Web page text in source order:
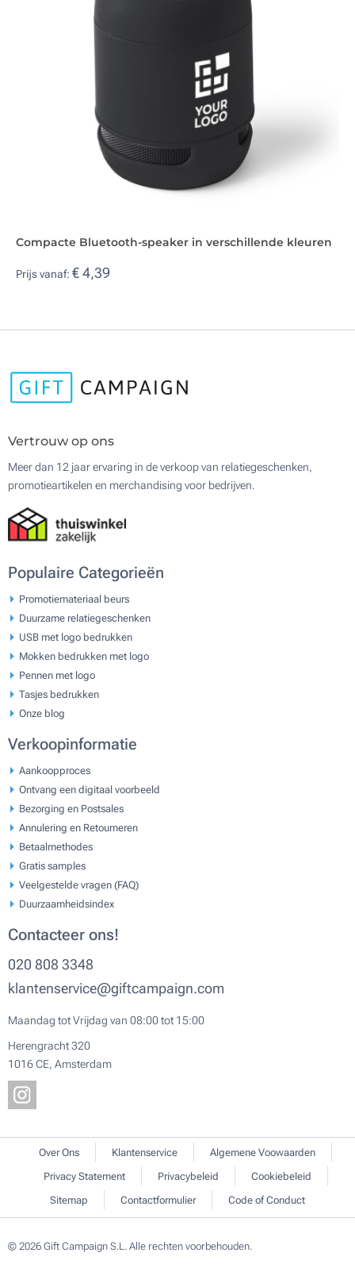
Compacte Bluetooth-speaker in verschillende kleuren
Prijs vanaf: € 4,39
Vertrouw op ons
Meer dan 12 jaar ervaring in de verkoop van relatiegeschenken,
promotieartikelen en merchandising voor bedrijven.
Populaire Categorieën
Promotiemateriaal beurs
Duurzame relatiegeschenken
USB met logo bedrukken
Mokken bedrukken met logo
Pennen met logo
Tasjes bedrukken
Onze blog
Verkoopinformatie
Aankoopproces
Ontvang een digitaal voorbeeld
Bezorging en Postsales
Annulering en Retourneren
Betaalmethodes
Gratis samples
Veelgestelde vragen (FAQ)
Duurzaamheidsindex
Contacteer ons!
020 808 3348
klantenservice@giftcampaign.com
Maandag tot Vrijdag van 08:00 tot 15:00
Herengracht 320
1016 CE, Amsterdam
Over Ons Klantenservice
Algemene Voowaarden
Privacy Statement
Privacybeleid
Cookiebeleid
Sitemap
Contactformulier Code of Conduct
© 2026 Gift Campaign S.L. Alle rechten voorbehouden.